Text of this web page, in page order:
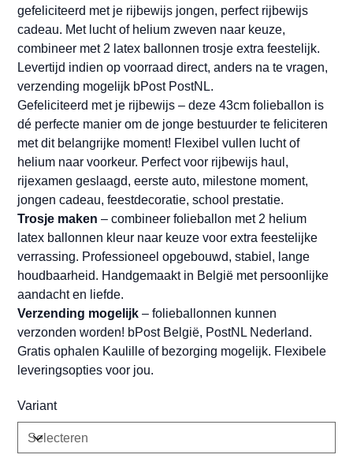
gefeliciteerd met je rijbewijs jongen, perfect rijbewijs
cadeau. Met lucht of helium zweven naar keuze,
combineer met 2 latex ballonnen trosje extra feestelijk.
Levertijd indien op voorraad direct, anders na te vragen,
verzending mogelijk bPost PostNL.
Gefeliciteerd met je rijbewijs – deze 43cm folieballon is
dé perfecte manier om de jonge bestuurder te feliciteren
met dit belangrijke moment! Flexibel vullen lucht of
helium naar voorkeur. Perfect voor rijbewijs haul,
rijexamen geslaagd, eerste auto, milestone moment,
jongen cadeau, feestdecoratie, school prestatie.
Trosje maken – combineer folieballon met 2 helium
latex ballonnen kleur naar keuze voor extra feestelijke
verrassing. Professioneel opgebouwd, stabiel, lange
houdbaarheid. Handgemaakt in België met persoonlijke
aandacht en liefde.
Verzending mogelijk – folieballonnen kunnen
verzonden worden! bPost België, PostNL Nederland.
Gratis ophalen Kaulille of bezorging mogelijk. Flexibele
leveringsopties voor jou.
Variant